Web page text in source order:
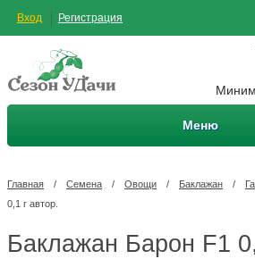
Вход Регистрация
Меню
Главная / Семена / Овощи / Баклажан /
0,1 г автор.
Баклажан Барон F1